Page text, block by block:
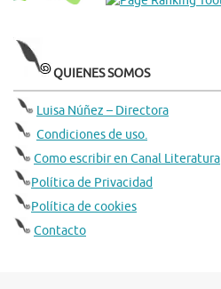
QUIENES SOMOS
Luisa Núñez – Directora
Condiciones de uso.
Como escribir en Canal Literatura
Política de Privacidad
Política de cookies
Contacto